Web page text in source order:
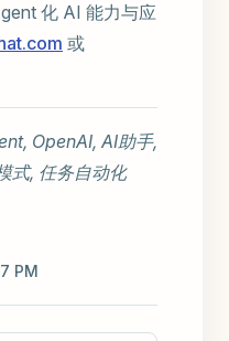
化 AI 能力与应
或
OpenAI, AI助手,
式, 任务自动化
PM